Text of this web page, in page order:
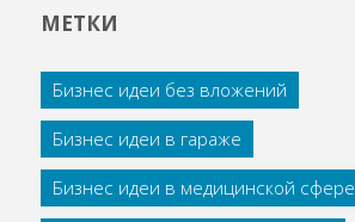
МЕТКИ
Бизнес идеи без вложений
Бизнес идеи в гараже
Бизнес идеи в медицинской сфере